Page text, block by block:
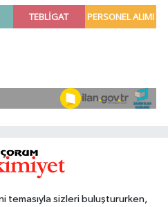
temasıyla sizleri buluştururken,